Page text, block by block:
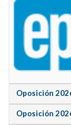
Oposición
Oposición